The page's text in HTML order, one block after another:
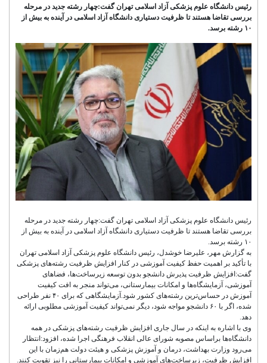
رئیس دانشگاه علوم پزشکی آزاد اسلامی تهران گفت:چهار رشته جدید در مرحله
بررسی تقاضا هستند تا ظرفیت دستیاری دانشگاه آزاد اسلامی در آینده به بیش از
۱۰ رشته برسد.
رئیس دانشگاه علوم پزشکی آزاد اسلامی تهران گفت:چهار رشته جدید در مرحله
بررسی تقاضا هستند تا ظرفیت دستیاری دانشگاه آزاد اسلامی در آینده به بیش از
۱۰ رشته برسد.
به گزارش مهر، علیرضا خوشدل، رئیس دانشگاه علوم پزشکی آزاد اسلامی تهران
با تأکید بر اهمیت حفظ کیفیت آموزشی در کنار افزایش ظرفیت رشته‌های پزشکی
گفت:افزایش ظرفیت پذیرش دانشجو بدون توسعه زیرساخت‌ها، فضاهای
آموزشی، آزمایشگاه‌ها و امکانات بیمارستانی، می‌تواند منجر به افت کیفیت
آموزش در حساس‌ترین رشته‌های کشور شود.آزمایشگاهی که برای ۴۰ نفر طراحی
شده، اگر با ۶۰ دانشجو مواجه شود، دیگر نمی‌تواند کیفیت آموزشی مطلوبی ارائه
دهد.
وی با اشاره به اینکه در سال جاری افزایش ظرفیت رشته‌های پزشکی در همه
دانشگاه‌ها براساس مصوبه شورای عالی انقلاب فرهنگی اجرا شده، افزود:انتظار
می‌رود وزارت بهداشت، درمان و آموزش پزشکی و هیئت دولت هم‌زمان با این
افزایش ظرفیت، زیرساخت‌های آموزشی و امکانات بیمارستانی را نیز تقویت کنند.